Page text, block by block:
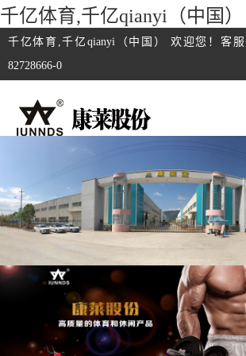
千亿体育,千亿qianyi（中国）
千亿体育,千亿qianyi（中国） 欢迎您！客服
82728666-0